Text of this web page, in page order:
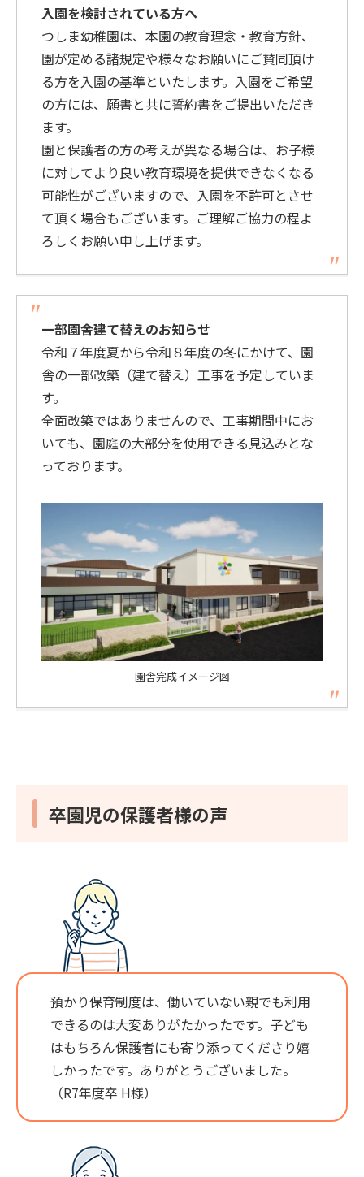
入園を検討されている方へ
つしま幼稚園は、本園の教育理念・教育方針、
園が定める諸規定や様々なお願いにご賛同頂け
る方を入園の基準といたします。入園をご希望
の方には、願書と共に誓約書をご提出いただき
ます。
園と保護者の方の考えが異なる場合は、お子様
に対してより良い教育環境を提供できなくなる
可能性がございますので、入園を不許可とさせ
て頂く場合もございます。ご理解ご協力の程よ
ろしくお願い申し上げます。
一部園舎建て替えのお知らせ
令和７年度夏から令和８年度の冬にかけて、園
舎の一部改築（建て替え）工事を予定していま
す。
全面改築ではありませんので、工事期間中にお
いても、園庭の大部分を使用できる見込みとな
っております。
園舎完成イメージ図
卒園児の保護者様の声
預かり保育制度は、働いていない親でも利用
できるのは大変ありがたかったです。子ども
はもちろん保護者にも寄り添ってくださり嬉
しかったです。ありがとうございました。
（R7年度卒 H様）